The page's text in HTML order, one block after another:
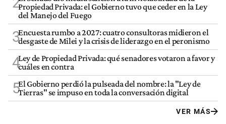
Propiedad Privada: el Gobierno tuvo que ceder en la Ley
del Manejo del Fuego
3Encuesta rumbo a 2027: cuatro consultoras midieron el
desgaste de Milei y la crisis de liderazgo en el peronismo
4Ley de Propiedad Privada: qué senadores votaron a favor y
cuáles en contra
5El Gobierno perdió la pulseada del nombre: la "Ley de
Tierras" se impuso en toda la conversación digital
VER MÁS